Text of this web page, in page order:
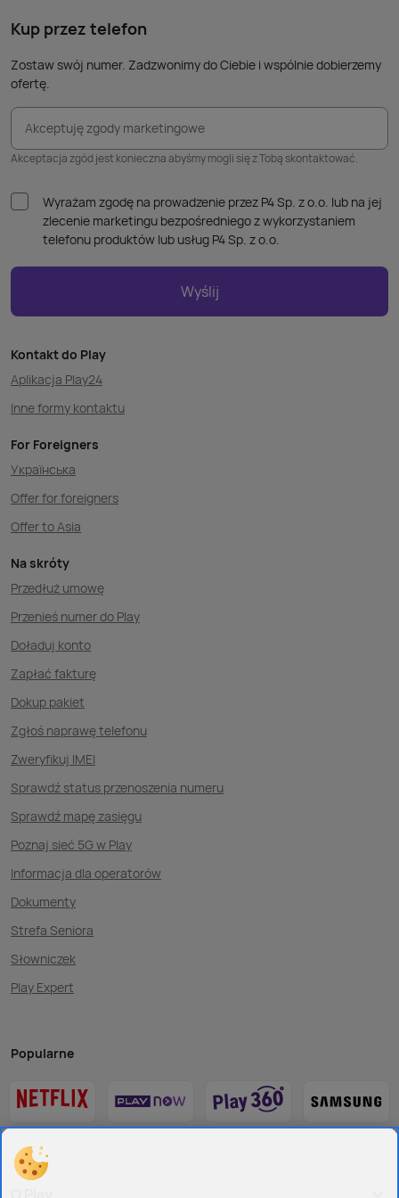
Kup przez telefon
Zostaw swój numer. Zadzwonimy do Ciebie i wspólnie dobierzemy
ofertę.
Akceptuję zgody marketingowe
Akceptacja zgód jest konieczna abyśmy mogli się z Tobą skontaktować.
Wyrażam zgodę na prowadzenie przez P4 Sp. z o.o. lub na jej
zlecenie marketingu bezpośredniego z wykorzystaniem
telefonu produktów lub usług P4 Sp. z o.o.
Wyślij
Kontakt do Play
Aplikacja Play24
Inne formy kontaktu
For Foreigners
Українська
Offer for foreigners
Offer to Asia
Na skróty
Przedłuż umowę
Przenieś numer do Play
Doładuj konto
Zapłać fakturę
Dokup pakiet
Zgłoś naprawę telefonu
Zweryfikuj IMEI
Sprawdź status przenoszenia numeru
Sprawdź mapę zasięgu
Poznaj sieć 5G w Play
Informacja dla operatorów
Dokumenty
Strefa Seniora
Słowniczek
Play Expert
Popularne